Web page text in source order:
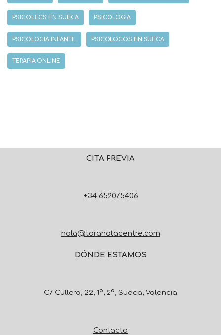
PSICOLEGS EN SUECA PSICOLOGIA
PSICOLOGIA INFANTIL PSICOLOGOS EN SUECA
TERAPIA ONLINE
CITA PREVIA
+34 652075406
hola@taranatacentre.com
DÓNDE ESTAMOS
C/ Cullera, 22, 1º, 2ª, Sueca, Valencia
Contacto